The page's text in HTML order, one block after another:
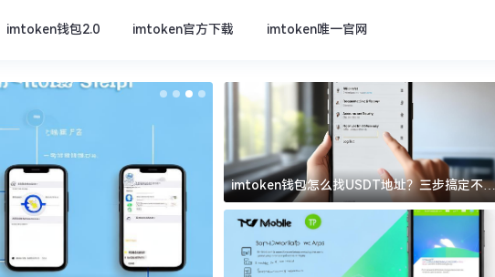
imtoken钱包2.0 imtoken官方下载 imtoken唯一官网
imtoken钱包怎么找USDT地址？三步搞定不踩
坑